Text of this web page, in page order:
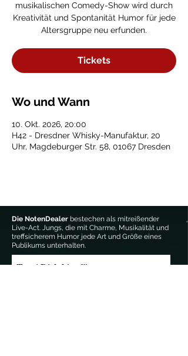
musikalischen Comedy-Show wird durch
Kreativität und Spontanität Humor für jede
Altersgruppe neu erfunden.
Tickets
Wo und Wann
10. Okt. 2026, 20:00
H42 - Dresdner Whisky-Manufaktur, 20
Uhr, Magdeburger Str. 58, 01067 Dresden
Die NotenDealer bestechen als mitreißender
Live-Act. Jungs, die mit Charme, Musikalität und
treffsicherem Humor jede Art und Größe eines
Publikums unterhalten.
Trag' Dich hier für unseren